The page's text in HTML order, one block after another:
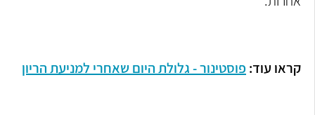
קראו עוד: פוסטינור - גלולת היום שאחרי למניעת הריון